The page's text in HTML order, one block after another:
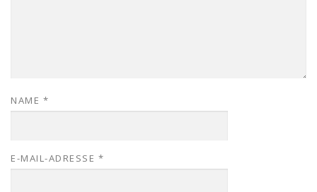
NAME *
E-MAIL-ADRESSE *